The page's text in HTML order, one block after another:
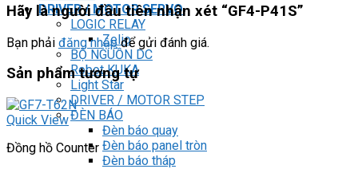
DRIVER / MOTOR SERVO
LOGIC RELAY
Zelio
BỘ NGUỒN DC
Robot KUKA
Light Star
DRIVER / MOTOR STEP
ĐÈN BÁO
Đèn báo quay
Đèn báo panel tròn
Đèn báo tháp
Hãy là người đầu tiên nhận xét “GF4-P41S”
Bạn phải đăng nhậpđể gửi đánh giá.
Sản phẩm tương tự
Quick View
Đồng hồ Counter